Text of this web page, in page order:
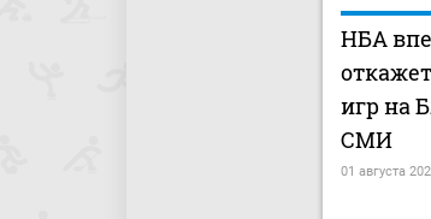
НБА
игр на
СМИ
01 августа